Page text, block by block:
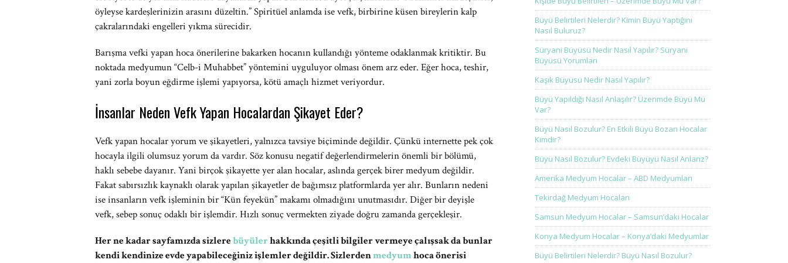
öyleyse kardeşlerinizin arasını düzeltin.” Spiritüel anlamda ise vefk, birbirine küsen bireylerin kalp
çakralarındaki engelleri yıkma sürecidir.
Barışma vefki yapan hoca önerilerine bakarken hocanın kullandığı yönteme odaklanmak kritiktir. Bu
noktada medyumun “Celb-i Muhabbet” yöntemini uyguluyor olması önem arz eder. Eğer hoca, teshir,
yani zorla boyun eğdirme işlemi yapıyorsa, kötü amaçlı hizmet veriyordur.
İnsanlar Neden Vefk Yapan Hocalardan Şikayet Eder?
Vefk yapan hocalar yorum ve şikayetleri, yalnızca tavsiye biçiminde değildir. Çünkü internette pek çok
hocayla ilgili olumsuz yorum da vardır. Söz konusu negatif değerlendirmelerin önemli bir bölümü,
haklı sebebe dayanır. Yani birçok şikayette yer alan hocalar, aslında gerçek birer medyum değildir.
Fakat sabırsızlık kaynaklı olarak yapılan şikayetler de bağımsız platformlarda yer alır. Bunların nedeni
ise insanların vefk işleminin bir “Kün feyekün” makamı olmadığını unutmasıdır. Diğer bir deyişle
vefk, sebep sonuç odaklı bir işlemdir. Hızlı sonuç vermekten ziyade doğru zamanda gerçekleşir.
Her ne kadar sayfamızda sizlerebüyülerhakkında çeşitli bilgiler vermeye çalışsak da bunlar
kendi kendinize evde yapabileceğiniz işlemler değildir. Sizlerdenmedyumhoca önerisi
Büyü Belirtileri Nelerdir? Kimin Büyü Yaptığını
Nasıl Buluruz?
Süryani Büyüsü Nedir Nasıl Yapılır? Süryani
Büyüsü Yorumları
Kaşık Büyüsü Nedir Nasıl Yapılır?
Büyü Yapıldığı Nasıl Anlaşılır? Üzerimde Büyü Mü
Var?
Büyü Nasıl Bozulur? En Etkili Büyü Bozan Hocalar
Kimdir?
Büyü Nasıl Bozulur? Evdeki Büyüyü Nasıl Anlarız?
Amerika Medyum Hocalar – ABD Medyumları
Tekirdağ Medyum Hocaları
Samsun Medyum Hocalar – Samsun’daki Hocalar
Konya Medyum Hocalar – Konya’daki Medyumlar
Büyü Belirtileri Nelerdir? Büyü Nasıl Bozulur?